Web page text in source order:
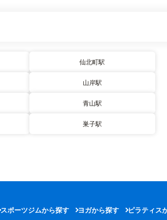
仙北町駅
山岸駅
青山駅
巣子駅
スポーツジムから探す ヨガから探す ピラティス